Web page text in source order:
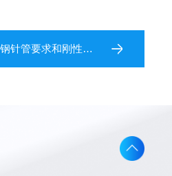
刚性韧性试验方法》